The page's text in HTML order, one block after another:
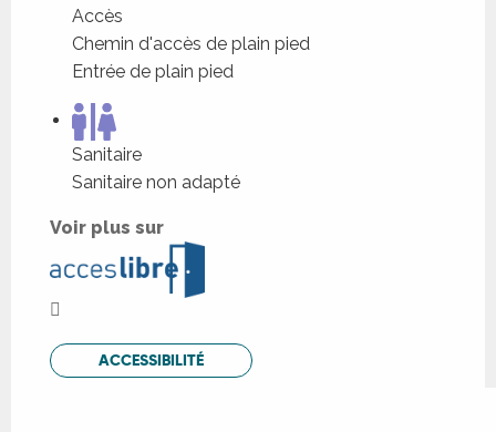
Accès
Chemin d'accès de plain pied
Entrée de plain pied
Sanitaire
Sanitaire non adapté
Voir plus sur
ACCESSIBILITÉ